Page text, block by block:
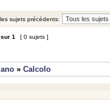
sujets précédents:
sur 1 [ 0 sujets ]
» Calcolo